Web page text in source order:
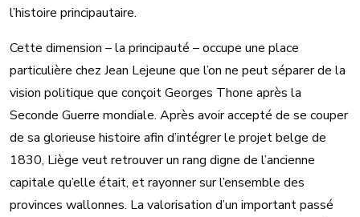
l’histoire principautaire.
Cette dimension – la principauté – occupe une place
particulière chez Jean Lejeune que l’on ne peut séparer de la
vision politique que conçoit Georges Thone après la
Seconde Guerre mondiale. Après avoir accepté de se couper
de sa glorieuse histoire afin d’intégrer le projet belge de
1830, Liège veut retrouver un rang digne de l’ancienne
capitale qu’elle était, et rayonner sur l’ensemble des
provinces wallonnes. La valorisation d’un important passé